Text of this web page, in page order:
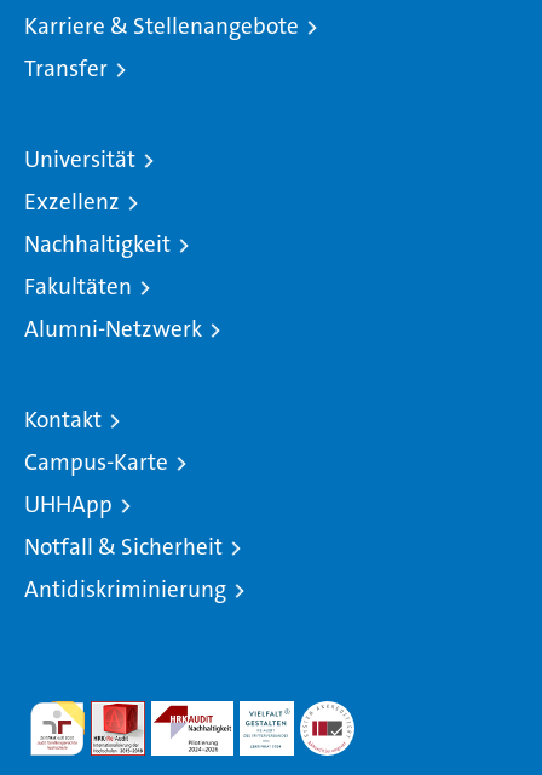
Karriere & Stellenangebote
Transfer
Universität
Exzellenz
Nachhaltigkeit
Fakultäten
Alumni-Netzwerk
Kontakt
Campus-Karte
UHHApp
Notfall & Sicherheit
Antidiskriminierung